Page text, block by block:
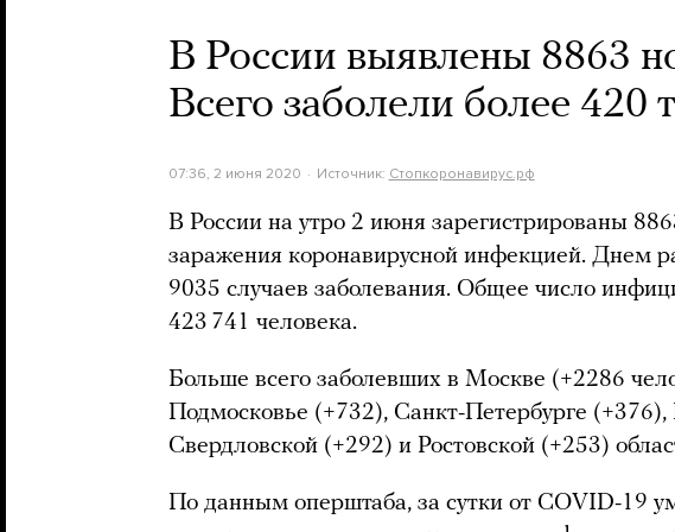
В России выявлены 8863
Всего заболели более 420
07:36, 2 июня 2020 Источник: Стопкоронавирус.рф
В России на утро 2 июня зарегистрированы
заражения коронавирусной инфекцией. Днем
9035 случаев заболевания. Общее число
423 741 человека.
Больше всего заболевших в Москве (+2286
Подмосковье (+732), Санкт-Петербурге
Свердловской (+292) и Ростовской (+253)
По данным оперштаба, за сутки от COVID-19